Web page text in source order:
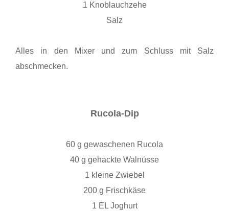
1 Knoblauchzehe
Salz
Alles in den Mixer und zum Schluss mit Salz
abschmecken.
Rucola-Dip
60 g gewaschenen Rucola
40 g gehackte Walnüsse
1 kleine Zwiebel
200 g Frischkäse
1 EL Joghurt